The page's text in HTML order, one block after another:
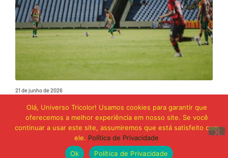
21 de junho de 2026
Sampaio é superado pelo Trem no Castelão
e buscará reação em Macapá
Olá, Universo Tricolor! Usamos cookies para garantir que
oferecemos a melhor experiência em nosso site. Se você
continuar a usar este site, assumiremos que está satisfeito com
ele. Política de Privacidade
Ok
Política de Privacidade